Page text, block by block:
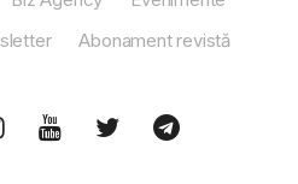
Abonament revistă